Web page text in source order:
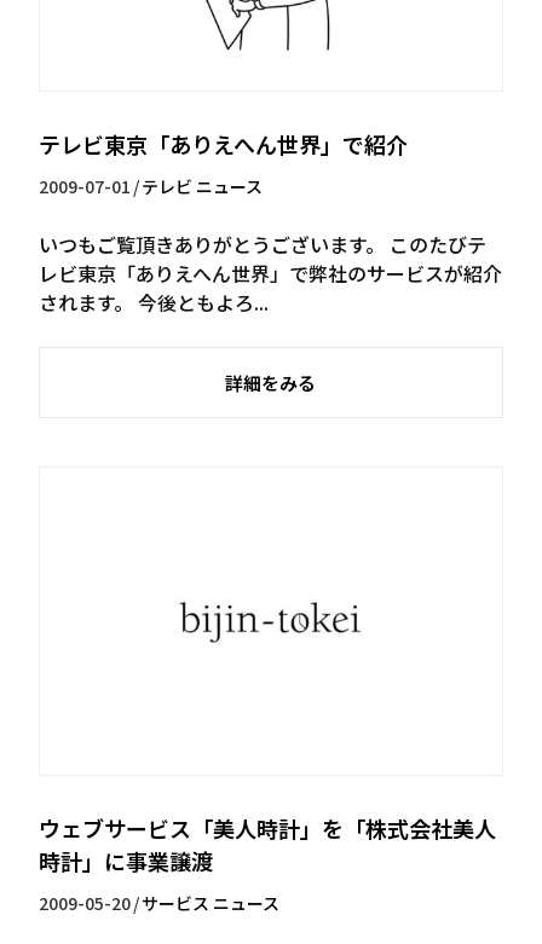
テレビ東京「ありえへん世界」で紹介
2009-07-01 /テレビ ニュース
いつもご覧頂きありがとうございます。 このたびテ
レビ東京「ありえへん世界」で弊社のサービスが紹介
されます。 今後ともよろ...
詳細をみる
ウェブサービス「美人時計」を「株式会社美人
時計」に事業譲渡
2009-05-20/サービス ニュース